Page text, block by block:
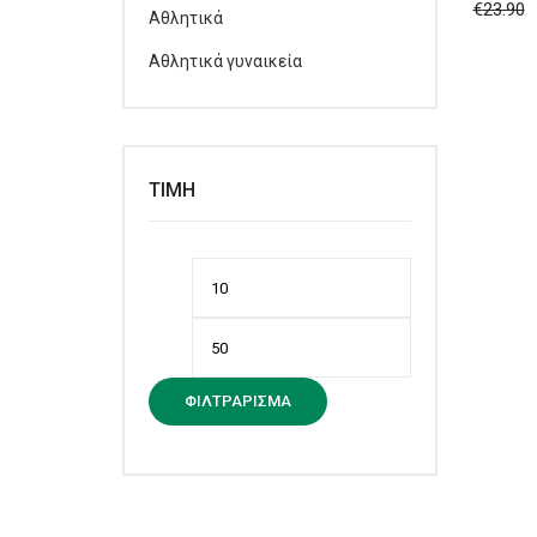
€23.90
Αθλητικά
Αθλητικά γυναικεία
ΤΙΜΉ
ΦΙΛΤΡΆΡΙΣΜΑ